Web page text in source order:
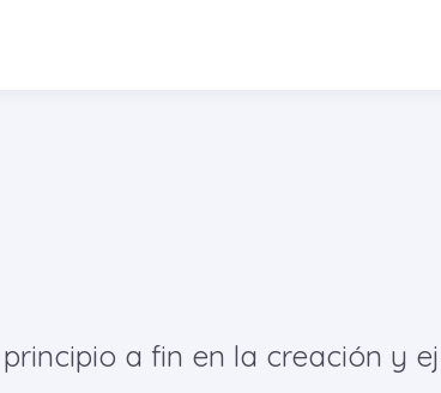
a fin en la creación y